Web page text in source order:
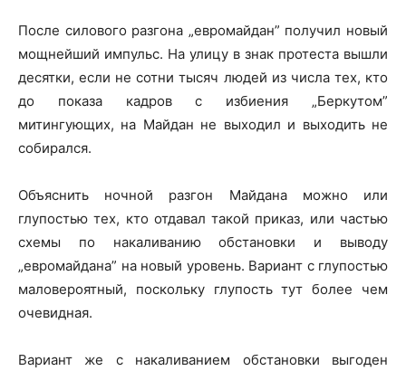
После силового разгона „евромайдан” получил новый
мощнейший импульс. На улицу в знак протеста вышли
десятки, если не сотни тысяч людей из числа тех, кто
до показа кадров с избиения „Беркутом”
митингующих, на Майдан не выходил и выходить не
собирался.
Объяснить ночной разгон Майдана можно или
глупостью тех, кто отдавал такой приказ, или частью
схемы по накаливанию обстановки и выводу
„евромайдана” на новый уровень. Вариант с глупостью
маловероятный, поскольку глупость тут более чем
очевидная.
Вариант же с накаливанием обстановки выгоден